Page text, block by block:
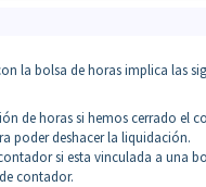
la bolsa de horas implica las
de horas si hemos cerrado el
poder deshacer la liquidación.
si esta vinculada a una
contador.